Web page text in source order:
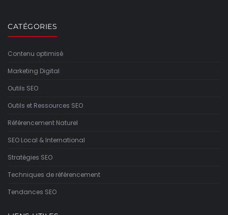
CATÉGORIES
Contenu optimisé
Marketing Digital
Outils SEO
Outils et Ressources SEO
Référencement Naturel
SEO Local & International
Stratégies SEO
Techniques de référencement
Tendances SEO